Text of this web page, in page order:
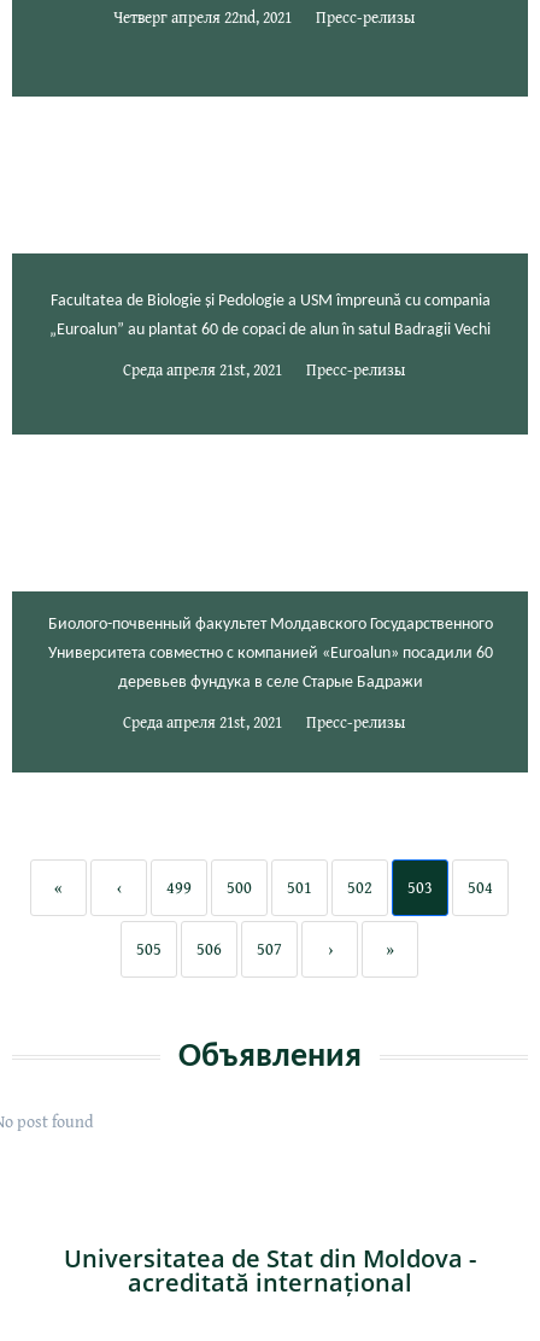
Четверг апреля 22nd, 2021 Пресс-релизы
Facultatea de Biologie și Pedologie a USM împreună cu compania
„Euroalun” au plantat 60 de copaci de alun în satul Badragii Vechi
Среда апреля 21st, 2021 Пресс-релизы
Биолого-почвенный факультет Молдавского Государственного
Университета совместно с компанией «Euroalun» посадили 60
деревьев фундука в селе Старые Бадражи
Среда апреля 21st, 2021 Пресс-релизы
« ‹ 499 500 501 502 503 504
505 506 507 › »
Объявления
post found
Universitatea de Stat din Moldova -
acreditată internațional